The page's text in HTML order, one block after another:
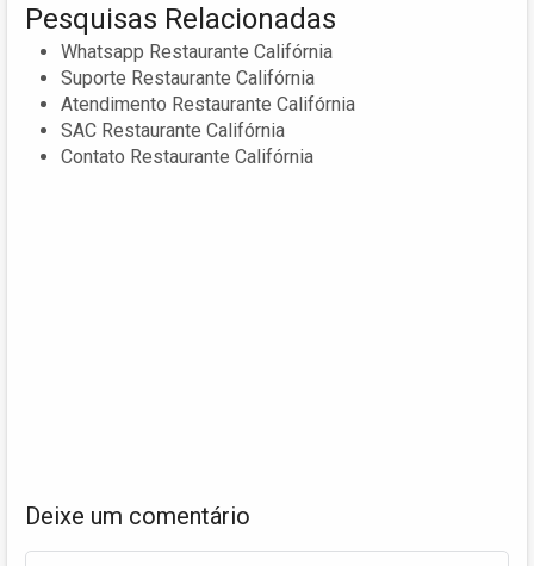
Pesquisas Relacionadas
Whatsapp Restaurante Califórnia
Suporte Restaurante Califórnia
Atendimento Restaurante Califórnia
SAC Restaurante Califórnia
Contato Restaurante Califórnia
Deixe um comentário